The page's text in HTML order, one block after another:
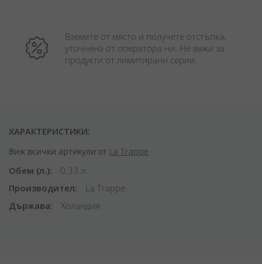
Вземете от място и получете отстъпка,
уточнена от оператора ни. Не важи за
продукти от лимитирани серии.
ХАРАКТЕРИСТИКИ:
Виж всички артикули от La Trappe
Обем (л.)
0.33 л.
Производител
La Trappe
Държава
Холандия